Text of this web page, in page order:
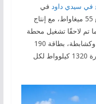
في سيدي داود في
الهوارية بولاية نابل بطاقة إجمالية تبلغ 55 ميغاواط، مع إنتاج
ساعة، كما تم لاحقًا تشغيل محطة
ثانية في ولاية بنزرت بمنطقتي متلين وكشابطة، بطاقة 190
ميغاواط موزعة على 143 توربينة بقدرة 1320 كيلوواط لكل